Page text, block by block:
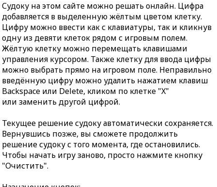
Судоку на этом сайте можно решать онлайн. Цифра
добавляется в выделенную жёлтым цветом клетку.
Цифру можно ввести как с клавиатуры, так и кликнув
одну из девяти клеток рядом с игровым полем.
Жёлтую клетку можно перемещать клавишами
управления курсором. Также клетку для ввода цифры
можно выбрать прямо на игровом поле. Неправильно
введённую цифру можно удалить нажатием клавиш
Backspace или Delete, кликом по клетке "X"
или заменить другой цифрой.
Текущее решение судоку автоматически сохраняется.
Вернувшись позже, вы сможете продолжить
решение судоку с того момента, где остановились.
Чтобы начать игру заново, просто нажмите кнопку
"Очистить".